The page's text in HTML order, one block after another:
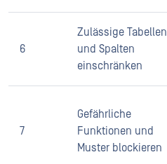
6
Zulässige Tabellen
und Spalten
einschränken
7
Gefährliche
Funktionen und
Muster blockieren